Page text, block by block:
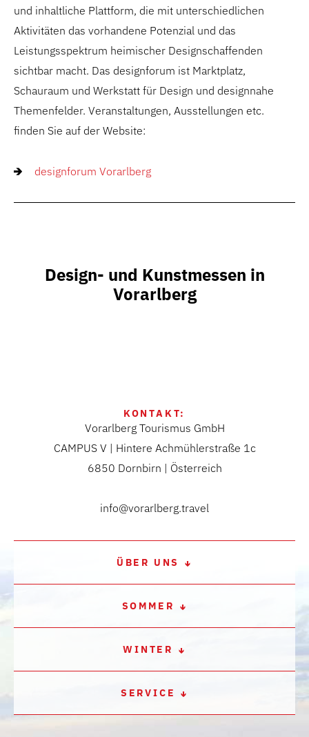
und inhaltliche Plattform, die mit unterschiedlichen
Aktivitäten das vorhandene Potenzial und das
Leistungsspektrum heimischer Designschaffenden
sichtbar macht. Das designforum ist Marktplatz,
Schauraum und Werkstatt für Design und designnahe
Themenfelder. Veranstaltungen, Ausstellungen etc.
finden Sie auf der Website:
designforum Vorarlberg
Design- und Kunstmessen in
Vorarlberg
KONTAKT:
Vorarlberg Tourismus GmbH
CAMPUS V | Hintere Achmühlerstraße 1c
6850 Dornbirn | Österreich
info@vorarlberg.travel
ÜBER UNS
SOMMER
WINTER
SERVICE